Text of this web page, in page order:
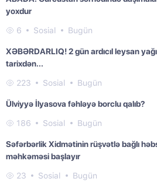
yoxdur
6 Sosial Bugün
XƏBƏRDARLIQ! 2 gün ardıcıl leysan
tarixdən...
223 Sosial Bugün
Ülviyyə İlyasova fəhləyə borclu qalıb?
186 Sosial Bugün
Səfərbərlik Xidmətinin rüşvətlə bağlı
məhkəməsi başlayır
23 Sosial Bugün